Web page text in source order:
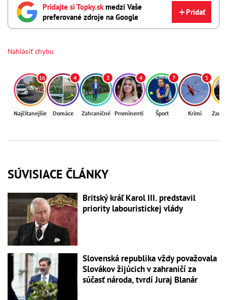
Pridajte si Topky.skmedzi Vaše
preferované zdroje na Google
Pridať
Nahlásiť chybu
16
Najčítanejšie
4
Domáce
3
Zahraničné
4
Prominenti
7
Šport
5
Krimi
SÚVISIACE ČLÁNKY
Britský kráľ Karol III. predstavil
priority labouristickej vlády
Slovenská republika vždy považovala
Slovákov žijúcich v zahraničí za
súčasť národa, tvrdí Juraj Blanár